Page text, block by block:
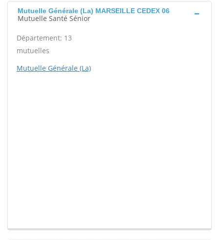
Mutuelle Générale (La) MARSEILLE CEDEX 06
Mutuelle Santé Sénior
Département: 13
mutuelles
Mutuelle Générale (La)